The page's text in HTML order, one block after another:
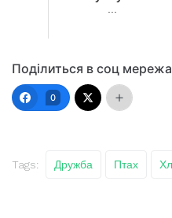
...
Поділиться в соц
0
Tags: Дружба Птах